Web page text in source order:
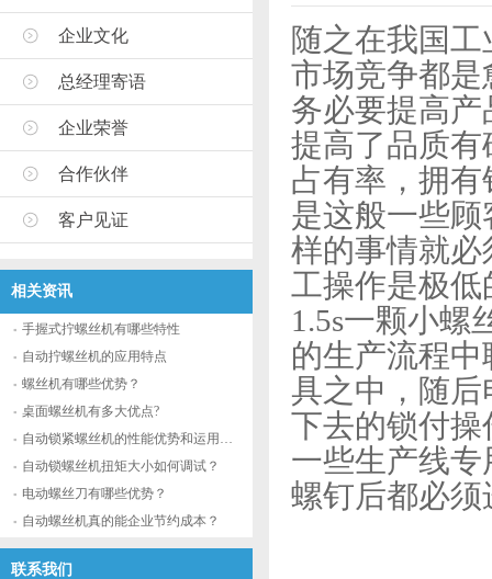
企业文化
总经理寄语
企业荣誉
合作伙伴
客户见证
相关资讯
手握式拧螺丝机有哪些特性
自动拧螺丝机的应用特点
螺丝机有哪些优势？
桌面螺丝机有多大优点?
自动锁紧螺丝机的性能优势和运用流程
自动锁螺丝机扭矩大小如何调试？
电动螺丝刀有哪些优势？
自动螺丝机真的能企业节约成本？
联系我们
随之在我国
市场竞争都
务必要提高
提高了品质
占有率，拥
是这般一些
样的事情就
工操作是极低
1.5s一颗小螺
的生产流程
具之中，随
下去的锁付
一些生产线
螺钉后都必